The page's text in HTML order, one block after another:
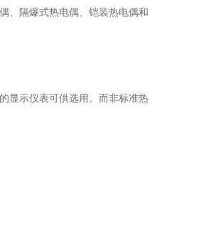
、隔爆式热电偶、铠装热电偶和
显示仪表可供选用。而非标准热